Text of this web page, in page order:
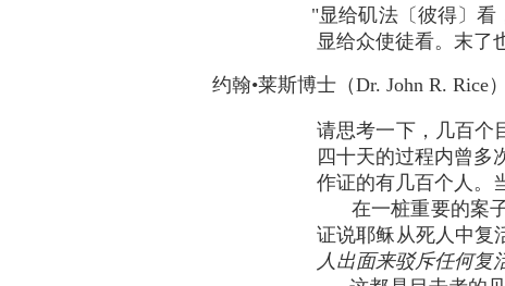
"显给矶法〔彼得〕
显给众使徒看。末了
约翰•莱斯博士（Dr. John R. Rice
请思考一下，几百个
四十天的过程内曾多
作证的有几百个人。
在一桩重要的案子
证说耶稣从死人中复
人出面来驳斥任何复